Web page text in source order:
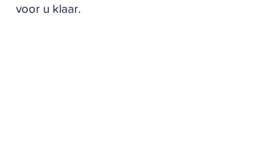
voor u klaar.